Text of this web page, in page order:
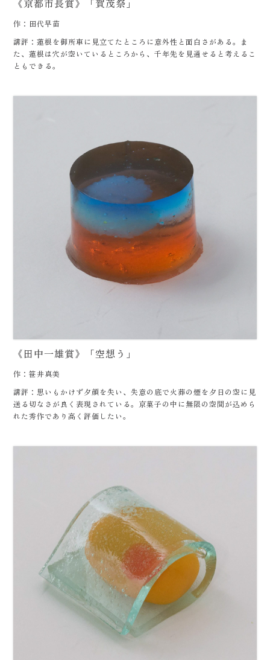
《京都市長賞》「賀茂祭」
作：田代早苗
講評：蓮根を御所車に見立てたところに意外性と面白さがある。ま
た、蓮根は穴が空いているところから、千年先を見通せると考えるこ
ともできる。
《田中一雄賞》「空想う」
作：笹井真美
講評：思いもかけず夕顔を失い、失意の底で火葬の煙を夕日の空に見
送る切なさが良く表現されている。京菓子の中に無限の空間が込めら
れた秀作であり高く評価したい。